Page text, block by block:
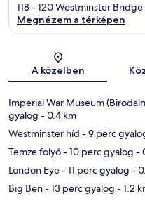
118 - 120 Westminster
Megnézem a térképen
A közelben
Imperial War Museum
gyalog - 0.4 km
Westminster híd - 9 perc
Temze folyó- 10 perc gyalog -
London Eye- 11 perc gyalog -
Big Ben- 13 perc gyalog - 1.2